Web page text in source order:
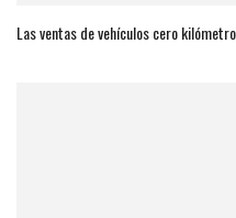
Las ventas de vehículos cero